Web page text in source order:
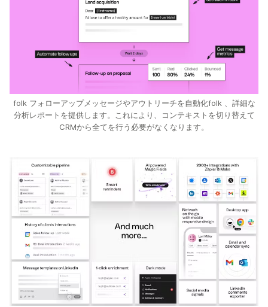
folk フォローアップメッセージやアウトリーチを自動化folk 、詳細な
分析レポートを提供します。これにより、コンテキストを切り替えて
CRMから全てを行う必要がなくなります。